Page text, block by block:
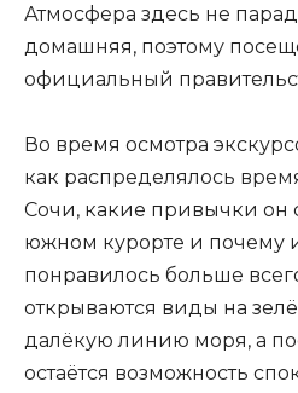
Атмосфера здесь не
домашняя, поэтому
официальный
Во время осмотра
как распределялось
Сочи, какие привычки он
южном курорте и почему
понравилось больше
открываются виды на
далёкую линию моря, а
остаётся возможность